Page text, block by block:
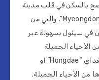
بالسكن في قلب مدينة
سيئول حيث منطقة ميونغ دونغ “Myeongdong”. والتي من
في سيئول بسهولة عبر
الأحياء الجميلة
والمناسبة للسكن مثل منطقة هونغداي “Hongdae” أو